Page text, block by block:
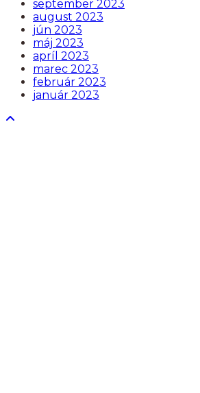
september 2023
august 2023
jún 2023
máj 2023
apríl 2023
marec 2023
február 2023
január 2023